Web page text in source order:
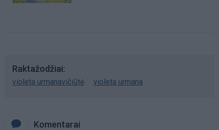
Raktažodžiai
violeta urmanavičiūtė violeta urmana
Komentarai